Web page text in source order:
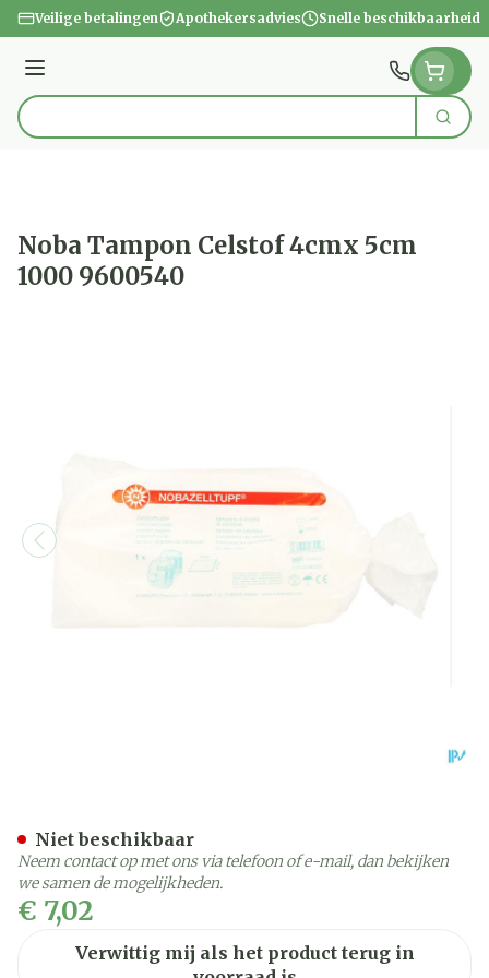
Ga naar de inhoud
Veilige betalingen Apothekersadvies Snelle beschikbaarheid
Menu
Product, merk, categorie... Zoek
Noba Tampon Celstof 4cmx 5cm
1000 9600540
€ 7,02
Verwittig mij als het product terug in
Niet beschikbaar
Neem contact op met ons via telefoon of e-mail, dan bekijken
we samen de mogelijkheden.